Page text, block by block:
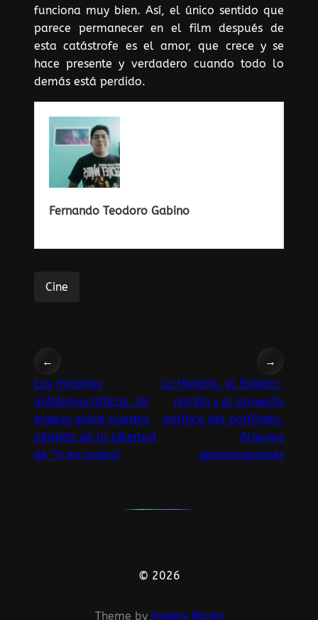
funciona muy bien. Así, el único sentido que
parece permanecer en el film después de
esta catástrofe es el amor, que crece y se
hace presente y verdadero cuando todo lo
demás está perdido.
Fernando Teodoro Gabino
Cine
←
Las minorías
antidemocráticas. Un
ensayo sobre nuestra
pérdida de la Libertad
de “ir en contra”
La Historia, el Estado-
nación y el proyecto
político del porfiriato.
Algunas
aproximaciones
→
© 2026
Theme by Anders Norén